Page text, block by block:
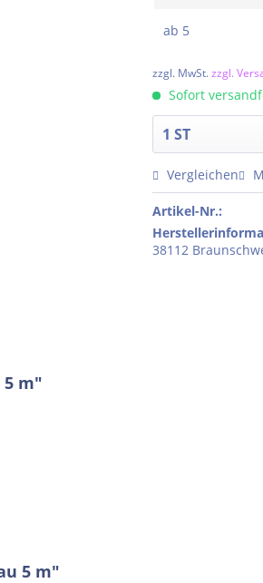
ab 5
zzgl. MwSt.zzgl.
Sofort
Vergleichen
Artikel-Nr.:
38112
m"
5 m"